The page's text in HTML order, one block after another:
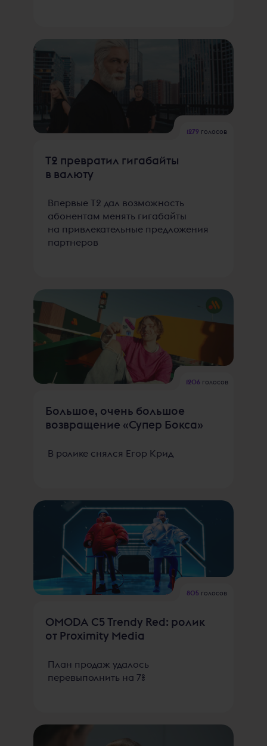
1279 голосов
T2 превратил гигабайты
в валюту
Впервые Т2 дал возможность
абонентам менять гигабайты
на привлекательные предложения
партнеров
1206голосов
Большое, очень большое
возвращение «Супер Бокса»
В ролике снялся Егор Крид
805 голосов
OMODA C5 Trendy Red: ролик
от Proximity Media
План продаж удалось
перевыполнить на 7%